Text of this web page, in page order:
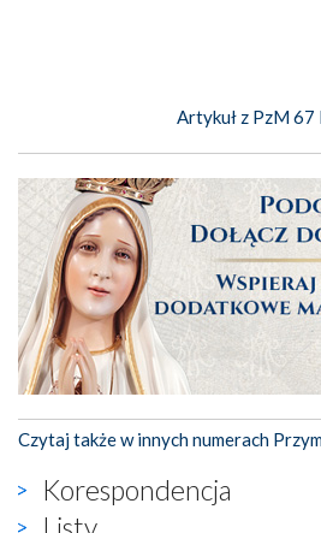
Artykuł z PzM
Czytaj także w innych numerach
Korespondencja